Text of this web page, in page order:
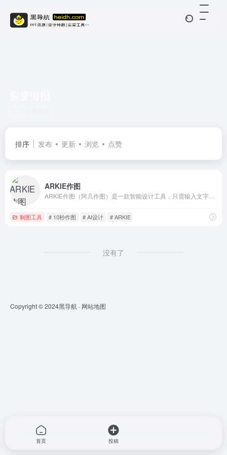
排序 发布 更新 浏览 点赞
ARKIE作图
制图工具 # 10秒作图 # AI设计 # ARKIE
没有了
Copyright © 2024黑导航 · 网站地图
首页 投稿